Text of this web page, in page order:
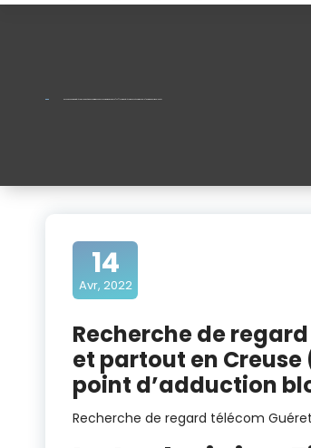
14
Avr, 2022
Recherche de
et partout en
point d’adduction
Recherche de regard télécom